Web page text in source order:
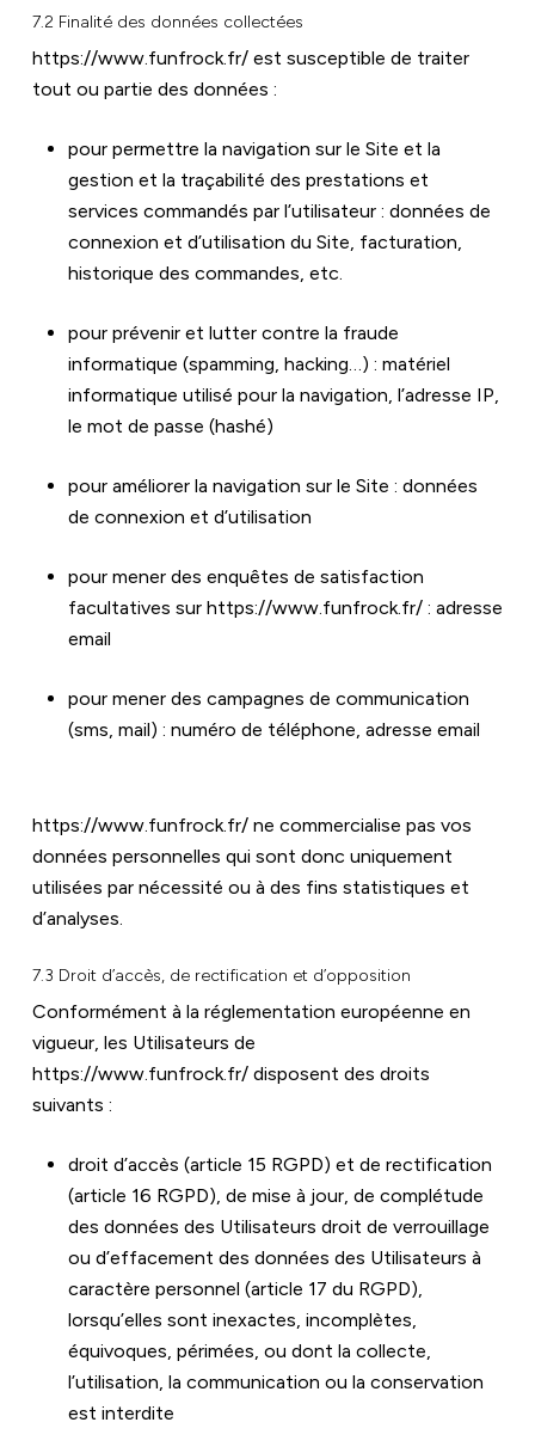
7.2 Finalité des données collectées
https://www.funfrock.fr/ est susceptible de traiter
tout ou partie des données :
pour permettre la navigation sur le Site et la
gestion et la traçabilité des prestations et
services commandés par l’utilisateur : données de
connexion et d’utilisation du Site, facturation,
historique des commandes, etc.
pour prévenir et lutter contre la fraude
informatique (spamming, hacking…) : matériel
informatique utilisé pour la navigation, l’adresse IP,
le mot de passe (hashé)
pour améliorer la navigation sur le Site : données
de connexion et d’utilisation
pour mener des enquêtes de satisfaction
facultatives sur https://www.funfrock.fr/ : adresse
email
pour mener des campagnes de communication
(sms, mail) : numéro de téléphone, adresse email
https://www.funfrock.fr/ ne commercialise pas vos
données personnelles qui sont donc uniquement
utilisées par nécessité ou à des fins statistiques et
d’analyses.
7.3 Droit d’accès, de rectification et d’opposition
Conformément à la réglementation européenne en
https://www.funfrock.fr/ disposent des droits
suivants :
droit d’accès (article 15 RGPD) et de rectification
(article 16 RGPD), de mise à jour, de complétude
des données des Utilisateurs droit de verrouillage
ou d’effacement des données des Utilisateurs à
caractère personnel (article 17 du RGPD),
lorsqu’elles sont inexactes, incomplètes,
équivoques, périmées, ou dont la collecte,
l’utilisation, la communication ou la conservation
est interdite